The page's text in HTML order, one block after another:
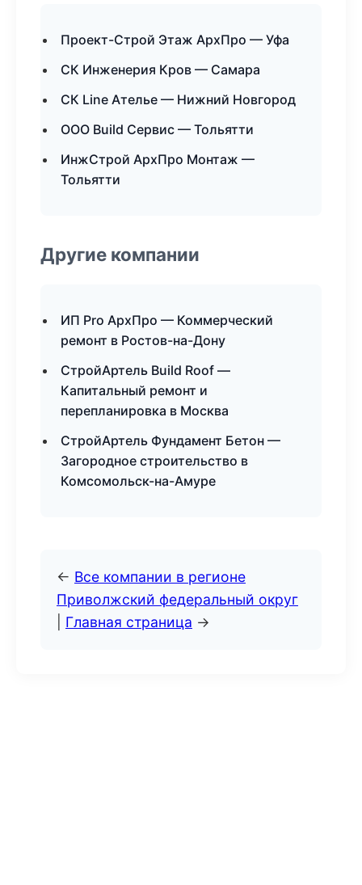
Проект-Строй Этаж АрхПро — Уфа
СК Инженерия Кров — Самара
СК Line Ателье — Нижний Новгород
ООО Build Сервис — Тольятти
ИнжСтрой АрхПро Монтаж —
Тольятти
Другие компании
ИП Pro АрхПро — Коммерческий
ремонт в Ростов-на-Дону
СтройАртель Build Roof —
Капитальный ремонт и
перепланировка в Москва
СтройАртель Фундамент Бетон —
Загородное строительство в
Комсомольск-на-Амуре
← Все компании в регионе
Приволжский федеральный округ
Главная страница →